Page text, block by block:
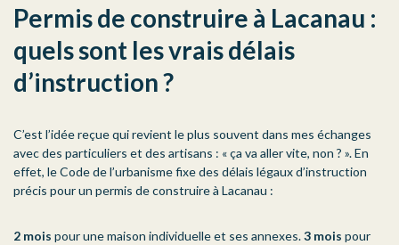
Permis de construire à Lacanau :
quels sont les vrais délais
d’instruction ?
C’est l’idée reçue qui revient le plus souvent dans mes échanges
avec des particuliers et des artisans : « ça va aller vite, non ? ». En
effet, le Code de l’urbanisme fixe des délais légaux d’instruction
précis pour un permis de construire à Lacanau :
2 mois pour une maison individuelle et ses annexes.3 mois pour